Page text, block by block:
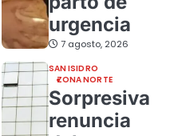
urgencia
7 agosto, 2026
SAN ISIDRO
ZONA NORTE
Sorpresiva
renuncia